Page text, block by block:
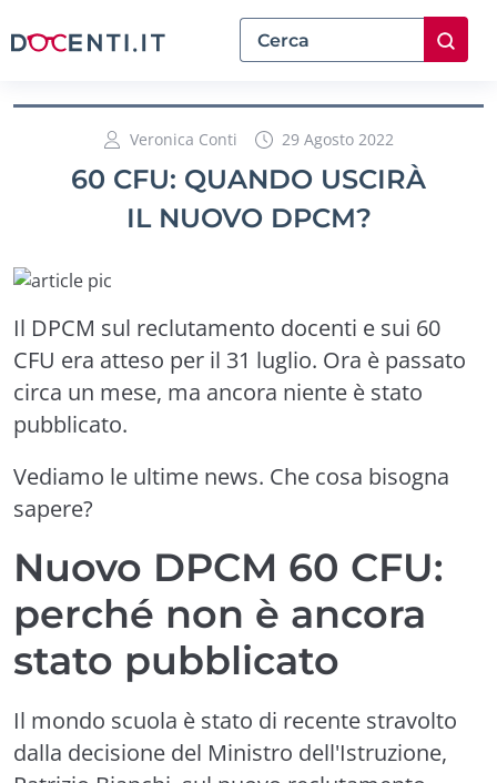
Veronica Conti 29 Agosto 2022
60 CFU: QUANDO USCIRÀ
IL NUOVO DPCM?
Il DPCM sul reclutamento docenti e sui 60
CFU era atteso per il 31 luglio. Ora è passato
circa un mese, ma ancora niente è stato
pubblicato.
Vediamo le ultime news. Che cosa bisogna
sapere?
Nuovo DPCM 60 CFU:
perché non è ancora
stato pubblicato
Il mondo scuola è stato di recente stravolto
dalla decisione del Ministro dell'Istruzione,